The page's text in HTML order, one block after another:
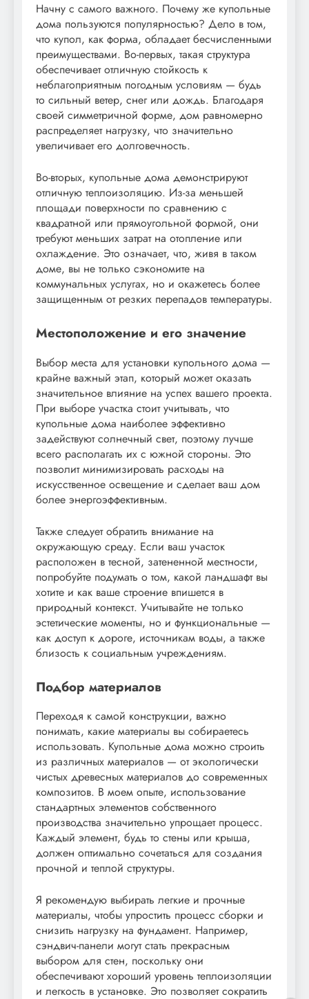
Начну с самого важного. Почему же купольные
дома пользуются популярностью? Дело в том,
что купол, как форма, обладает бесчисленными
преимуществами. Во-первых, такая структура
обеспечивает отличную стойкость к
неблагоприятным погодным условиям — будь
то сильный ветер, снег или дождь. Благодаря
своей симметричной форме, дом равномерно
распределяет нагрузку, что значительно
увеличивает его долговечность.
Во-вторых, купольные дома демонстрируют
отличную теплоизоляцию. Из-за меньшей
площади поверхности по сравнению с
квадратной или прямоугольной формой, они
требуют меньших затрат на отопление или
охлаждение. Это означает, что, живя в таком
доме, вы не только сэкономите на
коммунальных услугах, но и окажетесь более
защищенным от резких перепадов температуры.
Местоположение и его значение
Выбор места для установки купольного дома —
крайне важный этап, который может оказать
значительное влияние на успех вашего проекта.
При выборе участка стоит учитывать, что
купольные дома наиболее эффективно
задействуют солнечный свет, поэтому лучше
всего располагать их с южной стороны. Это
позволит минимизировать расходы на
искусственное освещение и сделает ваш дом
более энергоэффективным.
Также следует обратить внимание на
окружающую среду. Если ваш участок
расположен в тесной, затененной местности,
попробуйте подумать о том, какой ландшафт вы
хотите и как ваше строение впишется в
природный контекст. Учитывайте не только
эстетические моменты, но и функциональные —
как доступ к дороге, источникам воды, а также
близость к социальным учреждениям.
Подбор материалов
Переходя к самой конструкции, важно
понимать, какие материалы вы собираетесь
использовать. Купольные дома можно строить
из различных материалов — от экологически
чистых древесных материалов до современных
композитов. В моем опыте, использование
стандартных элементов собственного
производства значительно упрощает процесс.
Каждый элемент, будь то стены или крыша,
должен оптимально сочетаться для создания
прочной и теплой структуры.
Я рекомендую выбирать легкие и прочные
материалы, чтобы упростить процесс сборки и
снизить нагрузку на фундамент. Например,
сэндвич-панели могут стать прекрасным
выбором для стен, поскольку они
обеспечивают хороший уровень теплоизоляции
и легкость в установке. Это позволяет сократить